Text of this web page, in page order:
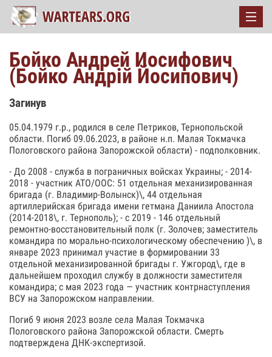
Бойко Андрей Иосифович
(Бойко Андрій Йосипович)
Загинув
05.04.1979 г.р., родился в селе Петриков, Тернопольской
области. Погиб 09.06.2023, в районе н.п. Малая Токмачка
Пологовского района Запорожской области) - подполковник.
- До 2008 - служба в пограничных войсках Украины; - 2014-
2018 - участник АТО/ООС: 51 отдельная механизированная
бригада (г. Владимир-Волынск)\, 44 отдельная
артиллерийская бригада имени гетмана Даниила Апостола
(2014-2018\, г. Тернополь); - с 2019 - 146 отдельный
ремонтно-восстановительный полк (г. Золочев; заместитель
командира по морально-психологическому обеспечению )\, в
январе 2023 принимал участие в формировании 33
отдельной механизированной бригады г. Ужгород\, где в
дальнейшем проходил службу в должности заместителя
командира; с мая 2023 года — участник контрнаступления
ВСУ на Запорожском направлении.
Погиб 9 июня 2023 возле села Малая Токмачка
Пологовского района Запорожской области. Смерть
подтверждена ДНК-экспертизой.